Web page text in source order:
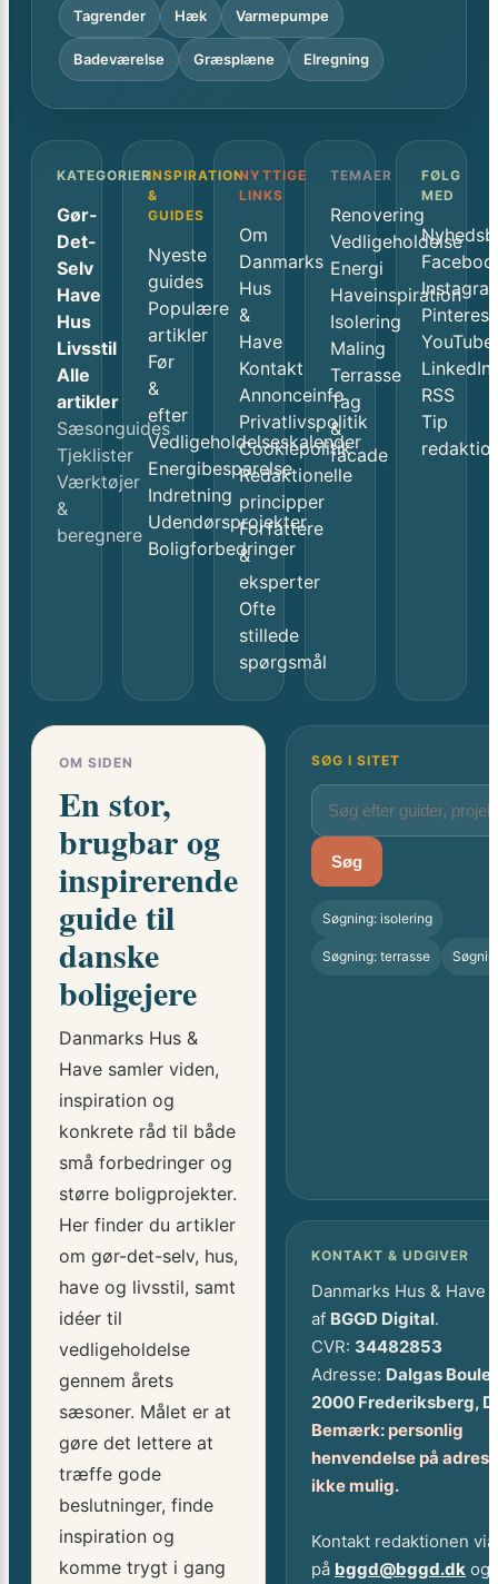
Tagrender Hæk Varmepumpe
Badeværelse Græsplæne Elregning
KATEGORIER
Gør-
Det-
Selv
Have
Hus
Livsstil
Alle
artikler
Sæsonguides
Tjeklister
Værktøjer
&
beregnere
INSPIRATION
&
GUIDES
Nyeste
guides
Populære
artikler
Før
&
efter
Vedligeholdelseskalender
Energibesparelse
Indretning
Udendørsprojekter
Boligforbedringer
NYTTIGE
LINKS
Om
Danmarks
Hus
&
Have
Kontakt
Annonceinfo
Privatlivspolitik
Cookiepolitik
Redaktionelle
principper
Forfattere
&
eksperter
Ofte
stillede
spørgsmål
TEMAER
Renovering
Vedligeholdelse
Energi
Haveinspiration
Isolering
Maling
Terrasse
Tag
&
facade
FØLG
MED
Pinterest
YouTube
LinkedIn
RSS
Tip
OM SIDEN
En stor,
brugbar og
inspirerende
guide til
danske
boligejere
Danmarks Hus &
Have samler viden,
inspiration og
konkrete råd til både
små forbedringer og
større boligprojekter.
Her finder du artikler
om gør-det-selv, hus,
have og livsstil, samt
idéer til
vedligeholdelse
gennem årets
sæsoner. Målet er at
gøre det lettere at
træffe gode
beslutninger, finde
inspiration og
komme trygt i gang
SØG I SITET
Søg
Søgning: isolering
Søgning: terrasse
KONTAKT & UDGIVER
Danmarks Hus & Have
af BGGD Digital.
CVR: 34482853
Adresse: Dalgas
2000 Frederiksberg,
Bemærk: personlig
henvendelse på
ikke mulig.
Kontakt redaktionen
på bggd@bggd.dk og